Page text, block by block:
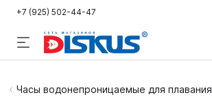
+7 (925) 502-44-47
Подводная
Часы водонепроницаемые для плавания